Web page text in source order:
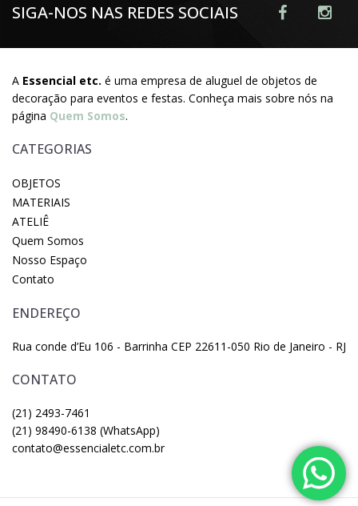
SIGA-NOS NAS REDES SOCIAIS
A Essencial etc. é uma empresa de aluguel de objetos de
decoração para eventos e festas. Conheça mais sobre nós na
página Quem Somos.
CATEGORIAS
OBJETOS
MATERIAIS
ATELIÊ
Quem Somos
Nosso Espaço
Contato
ENDEREÇO
Rua conde d’Eu 106 - Barrinha CEP 22611-050 Rio de Janeiro - RJ
CONTATO
(21) 2493-7461
(21) 98490-6138 (WhatsApp)
contato@essencialetc.com.br